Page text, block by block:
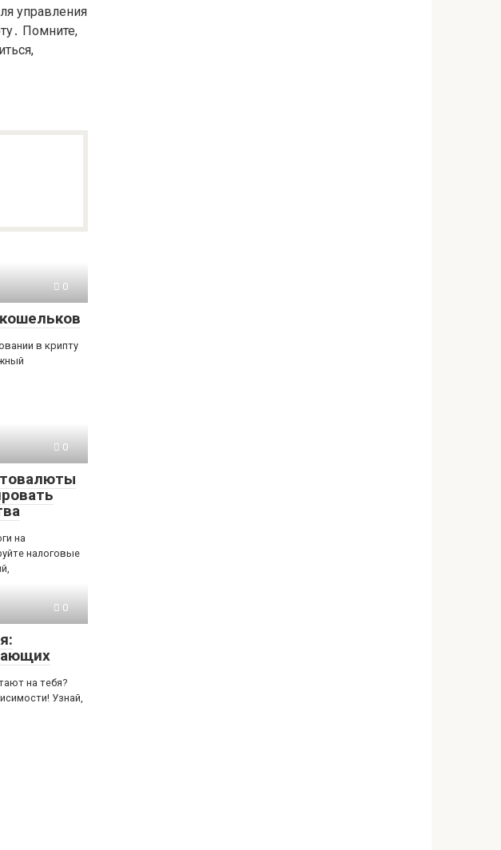
управления
Помните,
0
в крипту
0
на
налоговые
0
на тебя?
Узнай,